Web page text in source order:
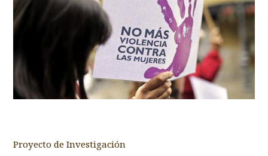
Proyecto de Investigación